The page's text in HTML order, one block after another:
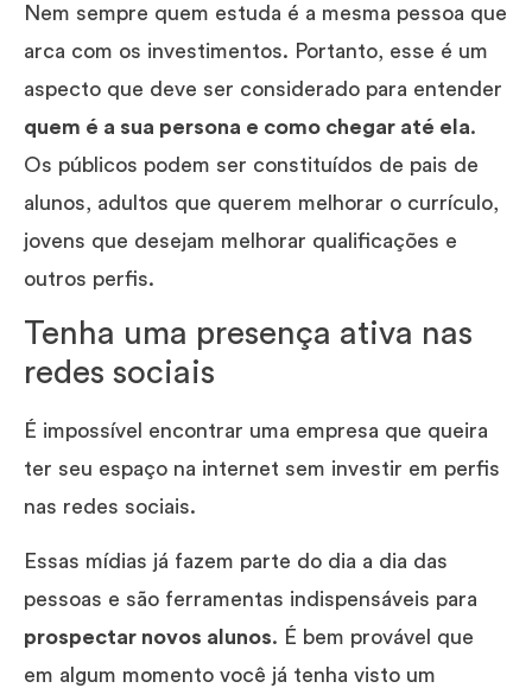
Nem sempre quem estuda é a mesma pessoa que
arca com os investimentos. Portanto, esse é um
aspecto que deve ser considerado para entender
quem é a sua persona e como chegar até ela.
Os públicos podem ser constituídos de pais de
alunos, adultos que querem melhorar o currículo,
jovens que desejam melhorar qualificações e
outros perfis.
Tenha uma presença ativa nas
redes sociais
É impossível encontrar uma empresa que queira
ter seu espaço na internet sem investir em perfis
nas redes sociais.
Essas mídias já fazem parte do dia a dia das
pessoas e são ferramentas indispensáveis para
prospectar novos alunos. É bem provável que
em algum momento você já tenha visto um